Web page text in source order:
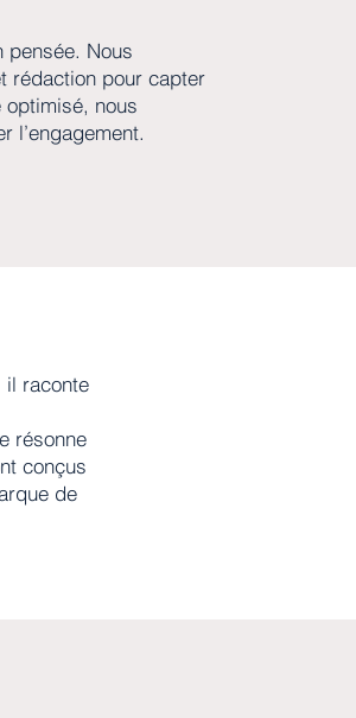
pensée. Nous
rédaction pour capter
optimisé, nous
l’engagement.
il raconte
résonne
conçus
de